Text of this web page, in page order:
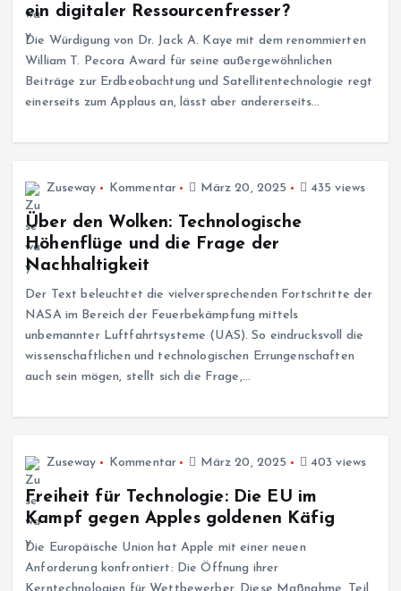
ein digitaler Ressourcenfresser?
Die Würdigung von Dr. Jack A. Kaye mit dem renommierten
William T. Pecora Award für seine außergewöhnlichen
Beiträge zur Erdbeobachtung und Satellitentechnologie regt
einerseits zum Applaus an, lässt aber andererseits…
Zuseway Kommentar März 20, 2025 435 views
Über den Wolken: Technologische
Höhenflüge und die Frage der
Nachhaltigkeit
Der Text beleuchtet die vielversprechenden Fortschritte der
NASA im Bereich der Feuerbekämpfung mittels
unbemannter Luftfahrtsysteme (UAS). So eindrucksvoll die
wissenschaftlichen und technologischen Errungenschaften
auch sein mögen, stellt sich die Frage,…
Zuseway Kommentar März 20, 2025 403 views
Freiheit für Technologie: Die EU im
Kampf gegen Apples goldenen Käfig
Die Europäische Union hat Apple mit einer neuen
Anforderung konfrontiert: Die Öffnung ihrer